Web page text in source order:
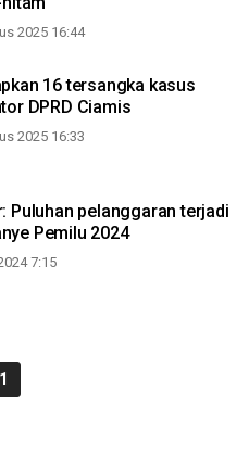
2025 16:44
16 tersangka kasus
DPRD Ciamis
2025 16:33
Puluhan pelanggaran terjadi
Pemilu 2024
7:15
1